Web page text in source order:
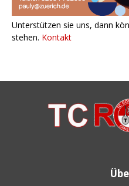
Unterstützen sie uns, dann
stehen. Kontakt